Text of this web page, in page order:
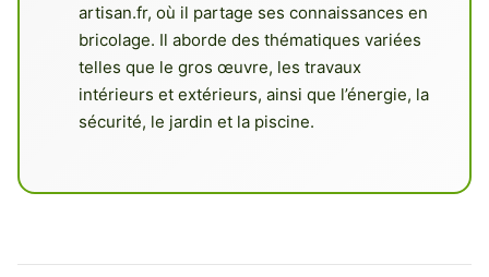
artisan.fr, où il partage ses connaissances en
bricolage. Il aborde des thématiques variées
telles que le gros œuvre, les travaux
intérieurs et extérieurs, ainsi que l’énergie, la
sécurité, le jardin et la piscine.